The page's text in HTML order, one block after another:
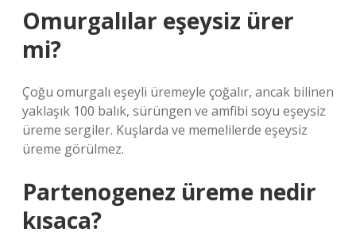
Omurgalılar eşeysiz ürer
mi?
Çoğu omurgalı eşeyli üremeyle çoğalır, ancak bilinen
yaklaşık 100 balık, sürüngen ve amfibi soyu eşeysiz
üreme sergiler. Kuşlarda ve memelilerde eşeysiz
üreme görülmez.
Partenogenez üreme nedir
kısaca?